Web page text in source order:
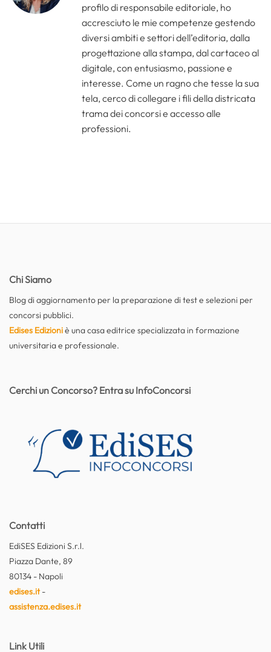
profilo di responsabile editoriale, ho
accresciuto le mie competenze gestendo
diversi ambiti e settori dell’editoria, dalla
progettazione alla stampa, dal cartaceo al
digitale, con entusiasmo, passione e
interesse. Come un ragno che tesse la sua
tela, cerco di collegare i fili della districata
trama dei concorsi e accesso alle
professioni.
Chi Siamo
Blog di aggiornamento per la preparazione di test e selezioni per
concorsi pubblici.
Edises Edizioniè una casa editrice specializzata in formazione
universitaria e professionale.
Contatti
EdiSES Edizioni S.r.l.
Piazza Dante, 89
80134 - Napoli
edises.it-
assistenza.edises.it
Link Utili
Cerchi un Concorso? Entra su InfoConcorsi